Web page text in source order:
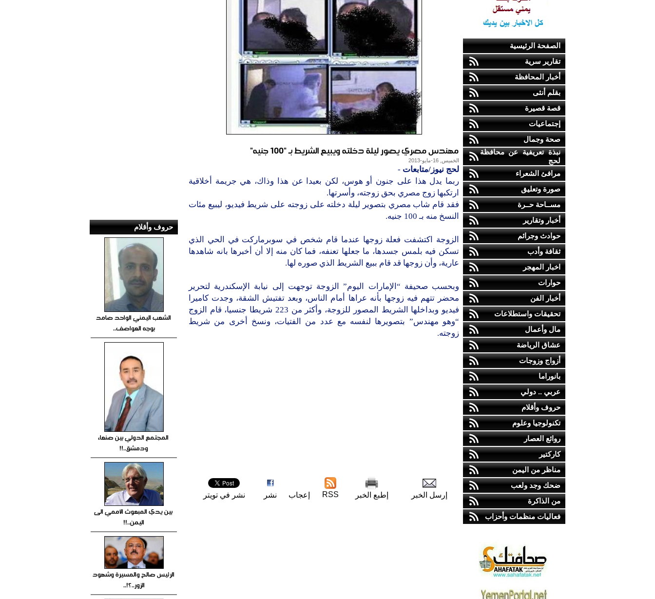
الصفحة الرئيسية
تقارير سرية
أخبار المحافظة
بقلم أنثى
قصة قصيرة
إجتماعيات
صحة وجمال
نبذة تعريفية عن محافظة
لحج
مرافئ الشعراء
صورة وتعليق
مســاحة حــرة
أخبار وتقارير
حوادث وجرائم
ثقافة وأدب
اخبار المهجر
حوارات
أخبار الفن
تحقيقات واستطلاعات
مال وأعمال
عشاق الرياضة
أزواج وزوجات
بانوراما
عربي .. دولي
حروف وأقلام
تكنولوجيا وعلوم
روائع العصار
كاركتير
مناظر من اليمن
ضحك وجد ولعب
من الذاكرة
فعاليات منظمات وأحزاب
مهندس مصري يصور ليلة دخلته ويبيع الشريط بـ "100 جنيه"
الخميس, 16-مايو-2013
لحج نيوز/متابعات -
ربما يدل هذا على جنون أو هوس، لكن بعيدا عن هذا وذاك، هي جريمة أخلاقية
ارتكبها زوج مصري بحق زوجته، وأسرتها.
فقد قام شاب مصري بتصوير ليلة دخلته على زوجته على شريط فيديو، ليبيع مئات
النسخ منه بـ 100 جنيه.
الزوجة اكتشفت فعلة زوجها عندما قام شخص في سوبرماركت في الحي الذي
تسكن فيه بلمس جسدها، ما جعلها تعنفه، فما كان منه إلا أن أخبرها بانه شاهدها
عارية، وأن زوجها قد قام ببيع الشريط الذي صوره لها.
وبحسب صحيفة “الإمارات اليوم” الزوجة توجهت إلى نيابة الإسكندرية لتحرير
محضر تتهم فيه زوجها بأنه عراها أمام الناس، وبعد تفتيش الشقة، وجدت كاميرا
فيديو وبداخلها الشريط المصور للزوجة، وأكثر من 223 شريطا جنسيا، قام الزوج
“وهو مهندس” بتصويرها لنفسه مع عدد من الفتيات، ونسخ أخرى من شريط
زوجته.
إرسل الخبر إطبع الخبر RSS إعجاب نشر نشر في تويتر
حروف وأقلام
الشعب اليمني الواحد صامد
بوجه العواصف..
المجتمع الدولي بين صنعاء
ودمشق..!!
بين يدي المبعوث الأممي الى
اليمن..!!
الرئيس صالح والمسيرة وشهود
الزور..؟!..